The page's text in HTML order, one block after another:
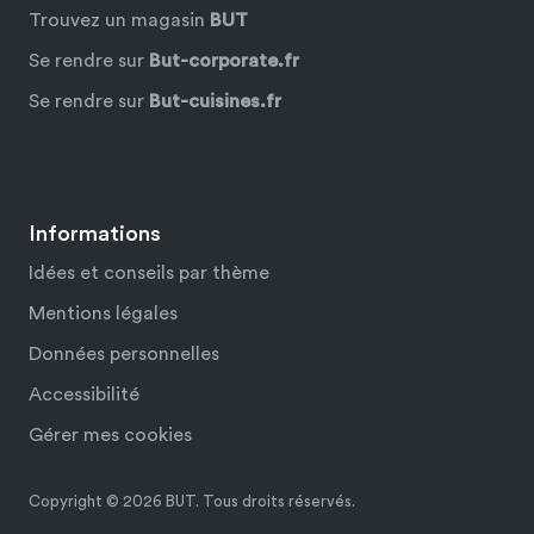
Informations
Idées et conseils par thème
Mentions légales
Données personnelles
Accessibilité
Gérer mes cookies
Trouvez un magasin BUT
Se rendre sur But-corporate.fr
Se rendre sur But-cuisines.fr
Copyright © 2026 BUT. Tous droits réservés.